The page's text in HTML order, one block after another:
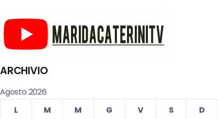
ARCHIVIO
Agosto 2026
L
M M G V S
D